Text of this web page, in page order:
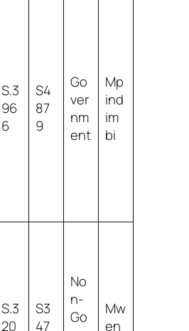
S.3
96
6
S4
87
9
Go
ver
nm
ent
Mp
ind
im
bi
S.3
20
S3
47
No
n-
Go
Mw
en